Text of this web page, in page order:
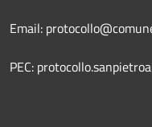
Email:
PEC: